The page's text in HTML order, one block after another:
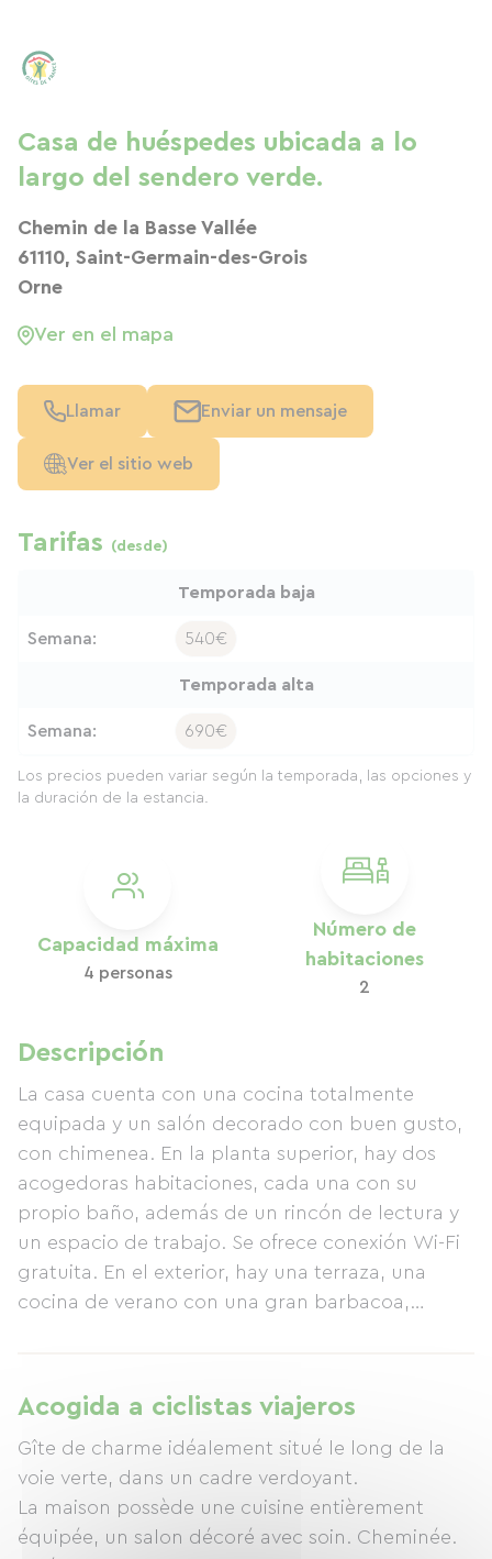
Capacidad máxima
4 personas
Número de
habitaciones
2
Descripción
La casa cuenta con una cocina totalmente
equipada y un salón decorado con buen gusto,
con chimenea. En la planta superior, hay dos
acogedoras habitaciones, cada una con su
propio baño, además de un rincón de lectura y
un espacio de trabajo. Se ofrece conexión Wi-Fi
gratuita. En el exterior, hay una terraza, una
cocina de verano con una gran barbacoa,
mobiliario de exterior. La propiedad linda con
una vía verde, ideal para practicar ciclismo. Se
encuentra a dos horas de París en coche. Precio
con todo incluido.
Acogida a ciclistas viajeros
Gîte de charme idéalement situé le long de la
voie verte, dans un cadre verdoyant.
La maison possède une cuisine entièrement
équipée, un salon décoré avec soin. Cheminée.
Casa de huéspedes ubicada a lo
largo del sendero verde.
Chemin de la Basse Vallée
61110, Saint-Germain-des-Grois
Orne
Ver en el mapa
Llamar Enviar un mensaje
Ver el sitio web
Tarifas (desde)
Temporada baja
Semana: 540€
Temporada alta
Semana: 690€
Los precios pueden variar según la temporada, las opciones y
la duración de la estancia.